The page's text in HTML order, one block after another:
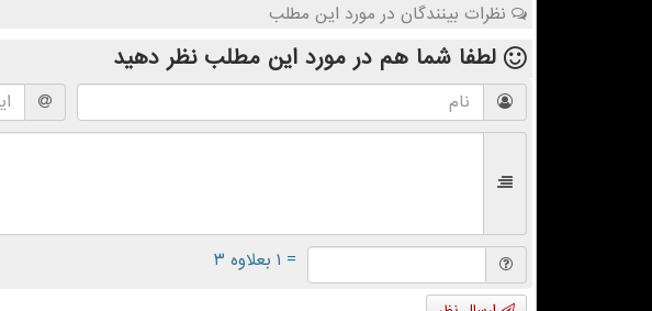
نظرات بینندگان در مورد این مطلب
لطفا شما هم در مورد این مطلب نظر دهید
= ۱ بعلاوه ۳